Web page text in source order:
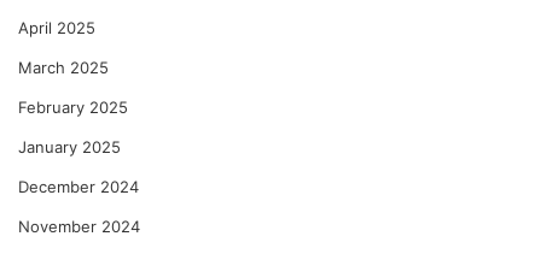
April 2025
March 2025
February 2025
January 2025
December 2024
November 2024